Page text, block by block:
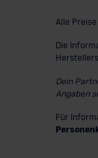
Alle
Die
Dein
Angaben
Für